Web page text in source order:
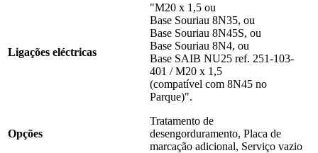
Ligações eléctricas
"M20 x 1,5 ou
Base Souriau 8N35, ou
Base Souriau 8N45S, ou
Base Souriau 8N4, ou
Base SAIB NU25 ref. 251-103-
401 / M20 x 1,5
(compatível com 8N45 no
Parque)".
Opções
Tratamento de
desengorduramento, Placa de
marcação adicional, Serviço vazio